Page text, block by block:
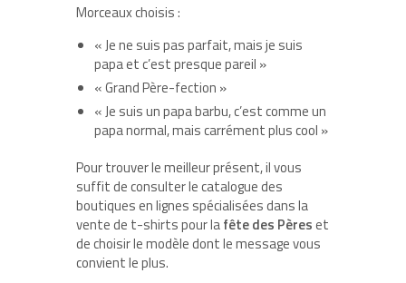
Morceaux choisis :
« Je ne suis pas parfait, mais je suis
papa et c’est presque pareil »
« Grand Père-fection »
« Je suis un papa barbu, c’est comme un
papa normal, mais carrément plus cool »
Pour trouver le meilleur présent, il vous
suffit de consulter le catalogue des
boutiques en lignes spécialisées dans la
vente de t-shirts pour lafête des Pèreset
de choisir le modèle dont le message vous
convient le plus.